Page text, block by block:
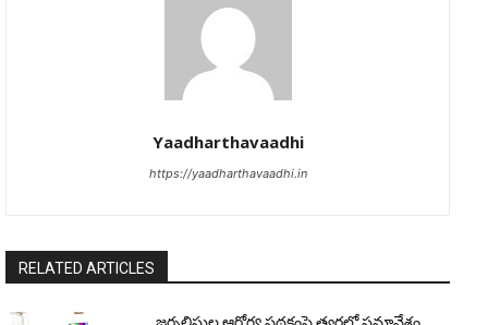
Yaadharthavaadhi
https://yaadharthavaadhi.in
RELATED ARTICLES